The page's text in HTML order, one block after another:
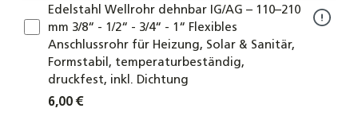
Edelstahl Wellrohr dehnbar IG/AG – 110–210
mm 3/8“ - 1/2“ - 3/4“ - 1“ Flexibles
Anschlussrohr für Heizung, Solar & Sanitär,
Formstabil, temperaturbeständig,
druckfest, inkl. Dichtung
6,00 €